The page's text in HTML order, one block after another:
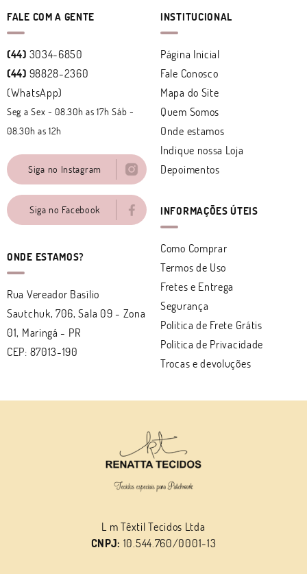
FALE COM A GENTE
(44) 3034-6850
(44) 98828-2360
(WhatsApp)
Seg a Sex - 08.30h as 17h Sáb -
08.30h as 12h
Siga no Instagram
Siga no Facebook
ONDE ESTAMOS?
Rua Vereador Basílio
Sautchuk, 706, Sala 09 - Zona
01, Maringá - PR
CEP: 87013-190
INSTITUCIONAL
Página Inicial
Fale Conosco
Mapa do Site
Quem Somos
Onde estamos
Indique nossa Loja
Depoimentos
INFORMAÇÕES ÚTEIS
Como Comprar
Termos de Uso
Fretes e Entrega
Segurança
Politica de Frete Grátis
Política de Privacidade
Trocas e devoluções
L m Têxtil Tecidos Ltda
CNPJ: 10.544.760/0001-13